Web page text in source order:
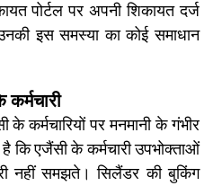
पोर्टल पर अपनी शिकायत दर्ज
इस समस्या का कोई समाधान
कर्मचारियों पर मनमानी के गंभीर
कि एजैंसी के कर्मचारी उपभोक्ताओं
नहीं समझते। सिलैंडर की बुकिंग